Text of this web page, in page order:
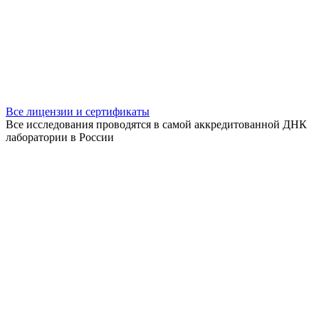
Все лицензии и сертификаты
Все исследования проводятся в самой аккредитованной ДНК
лаборатории в России